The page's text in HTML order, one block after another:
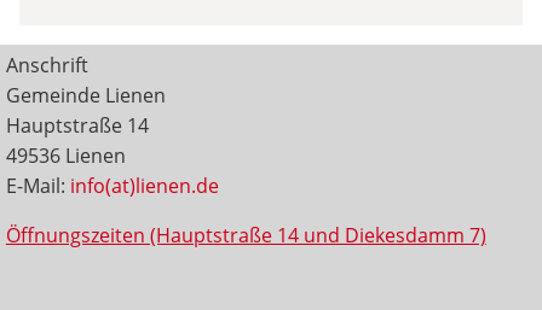
Anschrift
Gemeinde Lienen
Hauptstraße 14
49536 Lienen
E-Mail: info(at)lienen.de
Öffnungszeiten (Hauptstraße 14 und Diekesdamm 7)